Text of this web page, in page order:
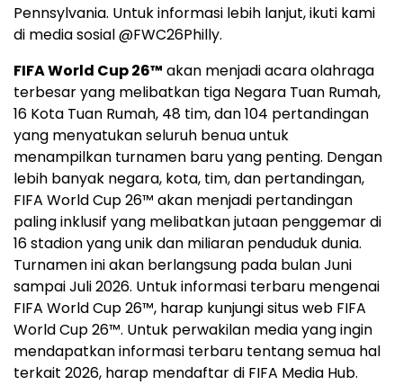
Pennsylvania. Untuk informasi lebih lanjut, ikuti kami
di media sosial @FWC26Philly.
FIFA World Cup 26™ akan menjadi acara olahraga
terbesar yang melibatkan tiga Negara Tuan Rumah,
16 Kota Tuan Rumah, 48 tim, dan 104 pertandingan
yang menyatukan seluruh benua untuk
menampilkan turnamen baru yang penting. Dengan
lebih banyak negara, kota, tim, dan pertandingan,
FIFA World Cup 26™ akan menjadi pertandingan
paling inklusif yang melibatkan jutaan penggemar di
16 stadion yang unik dan miliaran penduduk dunia.
Turnamen ini akan berlangsung pada bulan Juni
sampai Juli 2026. Untuk informasi terbaru mengenai
FIFA World Cup 26™, harap kunjungi situs web FIFA
World Cup 26™. Untuk perwakilan media yang ingin
mendapatkan informasi terbaru tentang semua hal
terkait 2026, harap mendaftar di FIFA Media Hub.